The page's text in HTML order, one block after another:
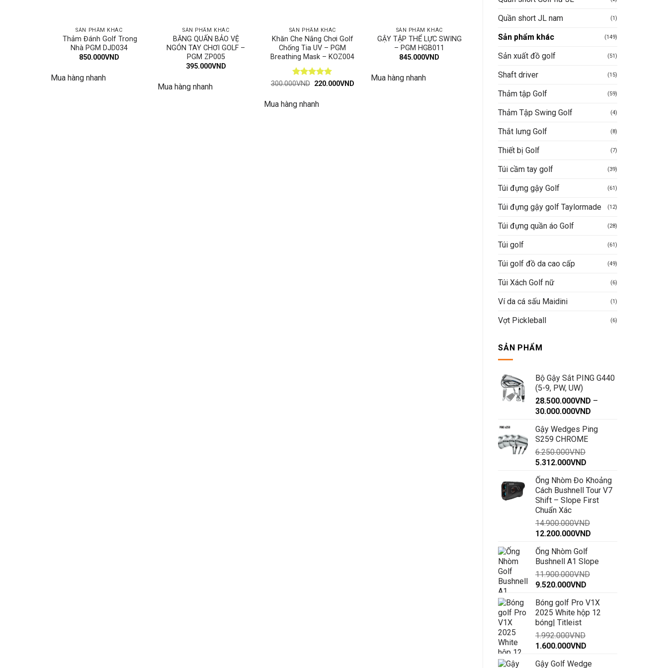
Quần short JL nam (1)
Sản phẩm khác (149)
Sản xuất đồ golf (51)
Shaft driver (15)
Thảm tập Golf (59)
Thảm Tập Swing Golf (4)
Thắt lưng Golf (8)
Thiết bị Golf (7)
Túi cầm tay golf (39)
Túi đựng gậy Golf (61)
Túi đựng gậy golf Taylormade (12)
Túi đựng quần áo Golf (28)
Túi golf (61)
Túi golf đồ da cao cấp (49)
Túi Xách Golf nữ (6)
Ví da cá sấu Maidini (1)
Vợt Pickleball (6)
SẢN PHẨM
Bộ Gậy Sắt PING G440
(5-9, PW, UW)
28.500.000VND –
30.000.000VND
từ
Gậy Wedges Ping
S259 CHROME
6.250.000VND
Giá
là:
6.250.000VND.
5.312.000VND
tại
là:
5.312.000VND.
Ống Nhòm Đo Khoảng
Cách Bushnell Tour V7
Shift – Slope First
Chuẩn Xác
14.900.000VND
Giá
là:
14.900.000VND.
12.200.000VND
là:
Ống Nhòm Golf
Bushnell A1 Slope
11.900.000VND
Giá
là:
11.900.000VND.
9.520.000VND
tại
là:
Bóng golf Pro V1X
2025 White hộp 12
bóng| Titleist
1.992.000VND
Giá
1.600.000VND
Gậy Golf Wedge
SẢN PHẨM KHÁC
Thảm Đánh Golf Trong
Nhà PGM DJD034
850.000VND
Mua hàng nhanh
SẢN PHẨM KHÁC
BĂNG QUẤN BẢO VỆ
NGÓN TAY CHƠI GOLF –
PGM ZP005
395.000VND
Mua hàng nhanh
SẢN PHẨM KHÁC
Khăn Che Nắng Chơi Golf
Chống Tia UV – PGM
Breathing Mask – KOZ004
Được xếp
300.000VND Giá
300.000VND.
220.000VND
Mua hàng nhanh
SẢN PHẨM KHÁC
GẬY TẬP THỂ LỰC SWING
– PGM HGB011
845.000VND
Mua hàng nhanh
Túi Cầm tay Golf– Thương
1.100.000VND
Mua hàng nhanh
Swing Bar tay cầm kỹ
580.000
Mua hàng nhanh